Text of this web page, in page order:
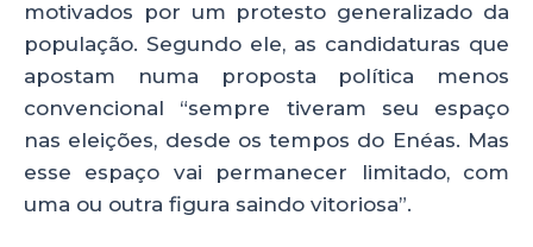
motivados por um protesto generalizado da
população. Segundo ele, as candidaturas que
apostam numa proposta política menos
convencional “sempre tiveram seu espaço
nas eleições, desde os tempos do Enéas. Mas
esse espaço vai permanecer limitado, com
uma ou outra figura saindo vitoriosa”.